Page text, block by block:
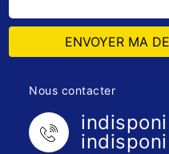
Nous contacter